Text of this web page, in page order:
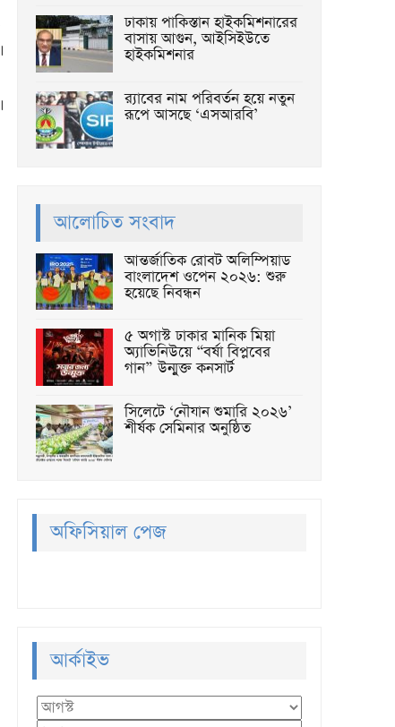
ঢাকায় পাকিস্তান হাইকমিশনারের
বাসায় আগুন, আইসিইউতে
হাইকমিশনার
র‌্যাবের নাম পরিবর্তন হয়ে নতুন
রূপে আসছে ‘এসআরবি’
আলোচিত সংবাদ
আন্তর্জাতিক রোবট অলিম্পিয়াড
বাংলাদেশ ওপেন ২০২৬: শুরু
হয়েছে নিবন্ধন
৫ অগাস্ট ঢাকার মানিক মিয়া
অ্যাভিনিউয়ে “বর্ষা বিপ্লবের
গান” উন্মুক্ত কনসার্ট
সিলেটে ‘নৌযান শুমারি ২০২৬’
শীর্ষক সেমিনার অনুষ্ঠিত
অফিসিয়াল পেজ
আর্কাইভ